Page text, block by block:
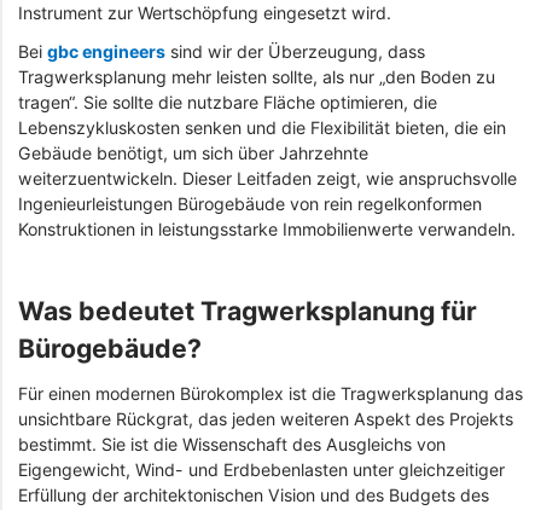
Instrument zur Wertschöpfung eingesetzt wird.
Bei gbc engineers sind wir der Überzeugung, dass
Tragwerksplanung mehr leisten sollte, als nur „den Boden zu
tragen“. Sie sollte die nutzbare Fläche optimieren, die
Lebenszykluskosten senken und die Flexibilität bieten, die ein
Gebäude benötigt, um sich über Jahrzehnte
weiterzuentwickeln. Dieser Leitfaden zeigt, wie anspruchsvolle
Ingenieurleistungen Bürogebäude von rein regelkonformen
Konstruktionen in leistungsstarke Immobilienwerte verwandeln.
Was bedeutet Tragwerksplanung für
Bürogebäude?
Für einen modernen Bürokomplex ist die Tragwerksplanung das
unsichtbare Rückgrat, das jeden weiteren Aspekt des Projekts
bestimmt. Sie ist die Wissenschaft des Ausgleichs von
Eigengewicht, Wind- und Erdbebenlasten unter gleichzeitiger
Erfüllung der architektonischen Vision und des Budgets des